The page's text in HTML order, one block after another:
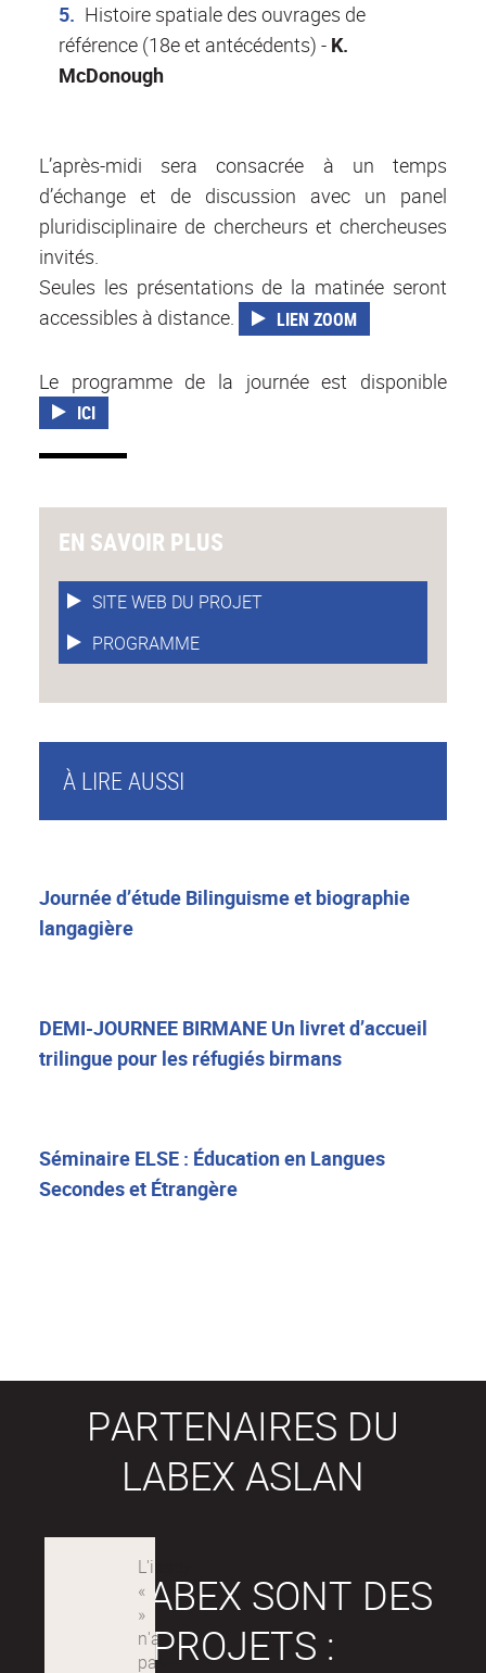
Histoire spatiale des ouvrages de
référence (18e et antécédents) - K.
McDonough
L’après-midi sera consacrée à un temps
d’échange et de discussion avec un panel
pluridisciplinaire de chercheurs et chercheuses
invités.
Seules les présentations de la matinée seront
accessibles à distance.
LIEN ZOOM
Le programme de la journée est disponible
ICI
À LIRE AUSSI
Journée d’étude Bilinguisme et biographie
langagière
DEMI-JOURNEE BIRMANE Un livret d’accueil
trilingue pour les réfugiés birmans
Séminaire ELSE : Éducation en Langues
Secondes et Étrangère
EN SAVOIR PLUS
SITE WEB DU PROJET
PROGRAMME
PARTENAIRES DU
LABEX ASLAN
LES LABEX SONT DES
PROJETS :